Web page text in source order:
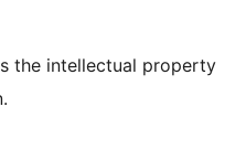
the intellectual property